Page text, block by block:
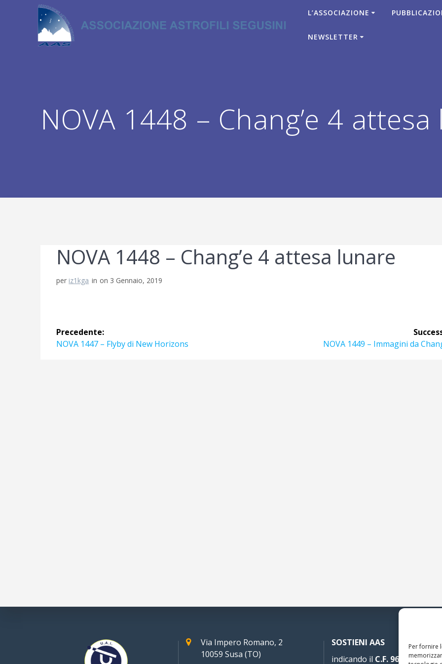
Per fornire
L’ASSOCIAZIONE
NEWSLETTER
NOVA 1448 – Chang’e 4
NOVA 1448 – Chang’e 4 attesa lunare
per iz1kga in on 3 Gennaio, 2019
Navigazione
articoli
Precedente:
Articolo
NOVA 1447 – Flyby di New Horizons
Articolo
NOVA 1449 – Immagini da
Via Impero Romano, 2
10059 Susa (TO)
SOSTIENI AAS
indicando il C.F. 96020930010